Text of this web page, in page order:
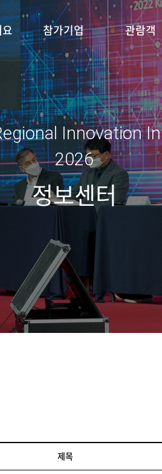
요 참가기업 관람객
Innovation
2026
정보센터
제목